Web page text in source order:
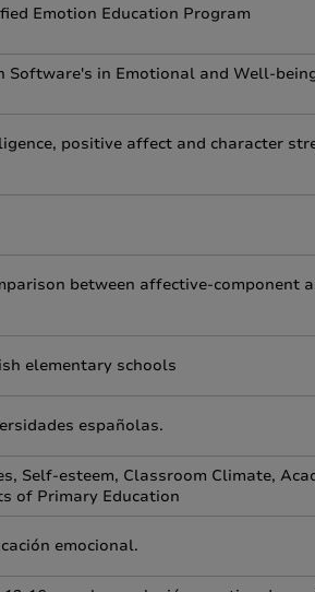
Emotion Education Program
in Emotional and Well-
positive affect and character
between affective-component
elementary schools
españolas.
Self-esteem, Classroom Climate,
of Primary Education
emocional.